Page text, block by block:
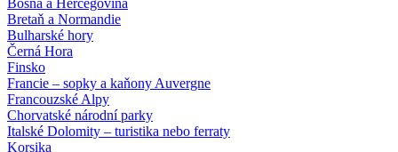
Bosna a Hercegovina
Bretaň a Normandie
Bulharské hory
Černá Hora
Finsko
Francie – sopky a kaňony Auvergne
Francouzské Alpy
Chorvatské národní parky
Italské Dolomity – turistika nebo ferraty
Korsika